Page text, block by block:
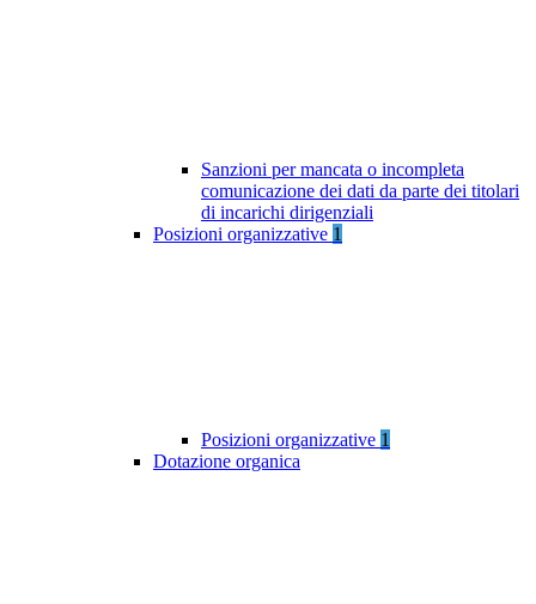
Sanzioni per mancata o incompleta
comunicazione dei dati da parte dei titolari
di incarichi dirigenziali
Posizioni organizzative 1
Posizioni organizzative 1
Dotazione organica